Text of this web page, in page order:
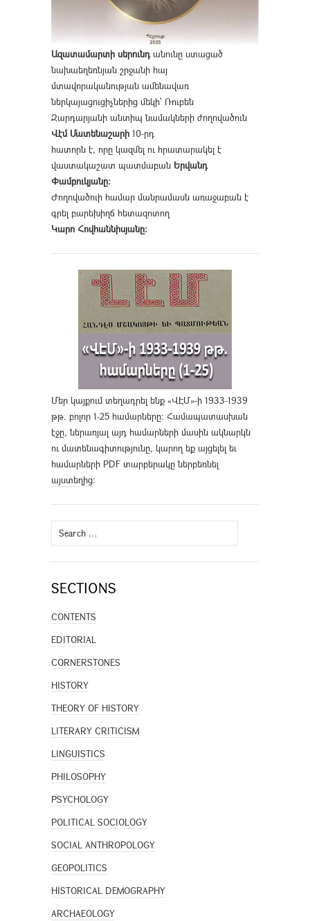
Ազատամարտի սերունդանունը ստացած
նախաեղեռնյան շրջանի հայ
մտավորականության ամենավառ
ներկայացուցիչներից մեկի՝ Ռուբեն
Զարդարյանի անտիպ նամակների ժողովածուն
Վէմ Մատենաշարի 10-րդ
հատորն է, որը կազմել ու հրատարակել է
վաստակաշատ պատմաբան Երվանդ
Փամբուկյանը։
Ժողովածուի համար մանրամասն առաջաբան է
գրել բարեխիղճ հետազոտող
Կարո Հովհաննիսյանը։
Մեր կայքում տեղադրել ենք «ՎԷՄ»-ի 1933-1939
թթ. բոլոր 1-25 համարները։ Համապատասխան
էջը, ներառյալ այդ համարների մասին ակնարկն
ու մատենագիտությունը, կարող եք այցելել եւ
համարների PDF տարբերակը ներբեռնել
այստեղից։
Search
for:
SECTIONS
CONTENTS
EDITORIAL
CORNERSTONES
HISTORY
THEORY OF HISTORY
LITERARY CRITICISM
LINGUISTICS
PHILOSOPHY
PSYCHOLOGY
POLITICAL SOCIOLOGY
SOCIAL ANTHROPOLOGY
GEOPOLITICS
HISTORICAL DEMOGRAPHY
ARCHAEOLOGY